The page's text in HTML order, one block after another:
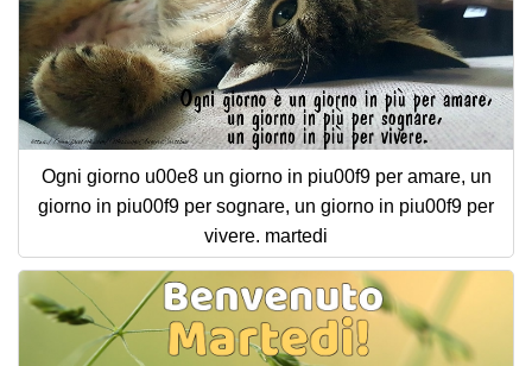
Ogni giorno u00e8 un giorno in piu00f9 per amare, un
giorno in piu00f9 per sognare, un giorno in piu00f9 per
vivere. martedi